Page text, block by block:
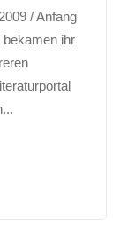
/ Anfang
bekamen ihr